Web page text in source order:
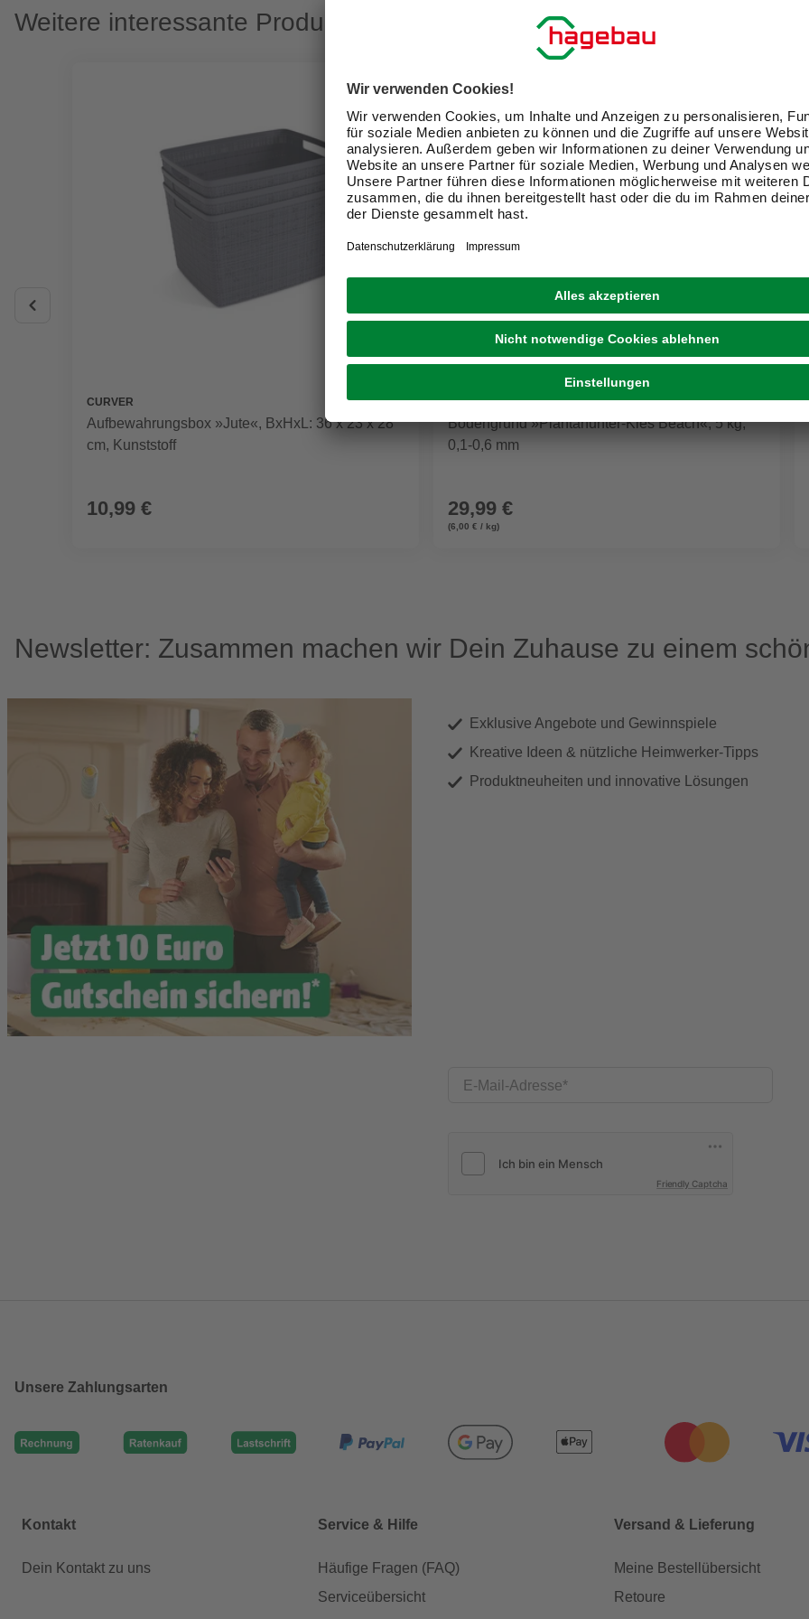
Weitere interessante Produkte
CURVER
Aufbewahrungsbox »Jute«, BxHxL: 36 x 23 x 28
cm, Kunststoff
10,99 €
DENNERLE
Bodengrund »Plantahunter-Kies Beach«, 5 kg,
0,1-0,6 mm
29,99 €
(6,00 € / kg)
Newsletter: Zusammen machen wir Dein Zuhause zu einem
Exklusive Angebote und Gewinnspiele
Kreative Ideen & nützliche Heimwerker-Tipps
Produktneuheiten und innovative Lösungen
E-Mail-Adresse
Friendly Captcha
Unsere Zahlungsarten
Kontakt
Dein Kontakt zu uns
Service & Hilfe
Häufige Fragen (FAQ)
Serviceübersicht
Versand & Lieferung
Meine Bestellübersicht
Retoure